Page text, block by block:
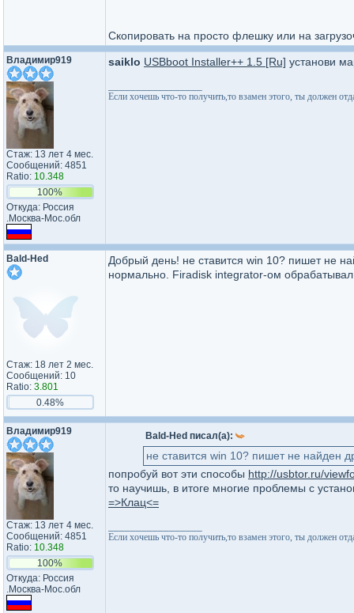
Скопировать на просто флешку или на
Владимир919
Стаж: 13 лет 4 мес.
Сообщений: 4851
Ratio: 10.348
100%
Откуда: Россия
.Москва-Мос.обл
saiklo USBboot Installer++ 1.5 [Ru] установи
Если хочешь что-то получить,то взамен этого, ты должен
Bald-Hed
Стаж: 18 лет 2 мес.
Сообщений: 10
Ratio: 3.801
0.48%
Добрый день! не ставится win 10? пишет не
нормально. Firadisk integrator-ом
Владимир919
Стаж: 13 лет 4 мес.
Сообщений: 4851
Ratio: 10.348
100%
Откуда: Россия
.Москва-Мос.обл
Bald-Hed писал(а):
не ставится win 10? пишет не найден
попробуй вот эти способы http://usbtor.ru/
то научишь, в итоге многие проблемы с
=>Клац<=
Если хочешь что-то получить,то взамен этого, ты должен